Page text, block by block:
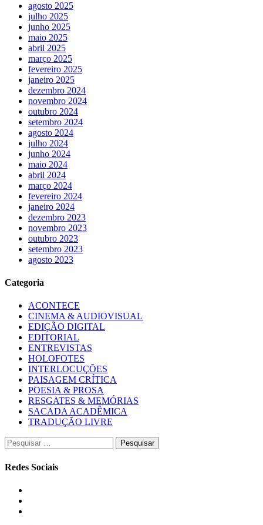
agosto 2025
julho 2025
junho 2025
maio 2025
abril 2025
março 2025
fevereiro 2025
janeiro 2025
dezembro 2024
novembro 2024
outubro 2024
setembro 2024
agosto 2024
julho 2024
junho 2024
maio 2024
abril 2024
março 2024
fevereiro 2024
janeiro 2024
dezembro 2023
novembro 2023
outubro 2023
setembro 2023
agosto 2023
Categoria
ACONTECE
CINEMA & AUDIOVISUAL
EDIÇÃO DIGITAL
EDITORIAL
ENTREVISTAS
HOLOFOTES
INTERLOCUÇÕES
PAISAGEM CRÍTICA
POESIA & PROSA
RESGATES & MEMÓRIAS
SACADA ACADÊMICA
TRADUÇÃO LIVRE
Pesquisar
por:
Redes Sociais